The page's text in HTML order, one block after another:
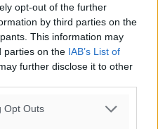
opt-out of the further
by third parties on the
This information may
parties on the IAB’s List of
further disclose it to other
Opt Outs